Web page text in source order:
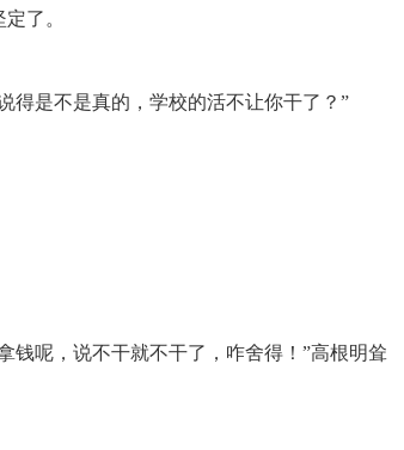
了。
得是不是真的，学校的活不让你干了？”
呢，说不干就不干了，咋舍得！”高根明耸